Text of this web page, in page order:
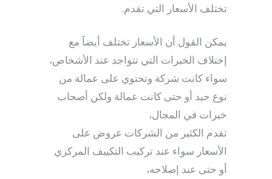
تختلف الأسعار التي تقدم.
يمكن القول أن الأسعار تختلف أيضاََ مع
إختلاف الخبرات التي تتواجد عند الأشخاص،
سواء كانت شركة وتحتوي على عمالة من
نوع جيد أو حتى كانت عمالة ولكن أصحاب
خبرات في المجال،
تقدم الكثير من الشركات عروض على
الأسعار سواء عند تركيب التكييف المركزي
أو حتى عند إصلاحه،